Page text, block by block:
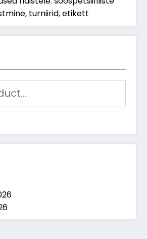
turniirid, etikett